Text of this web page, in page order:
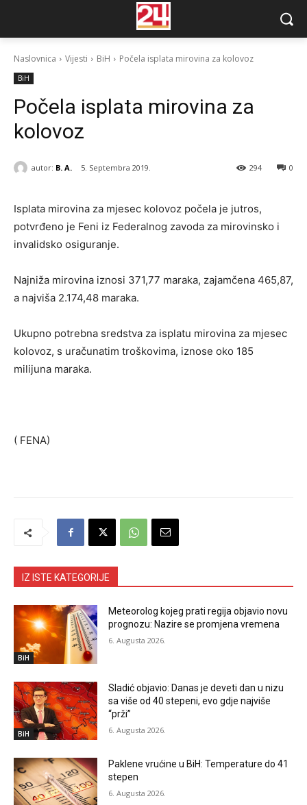
Naslovnica Vijesti BiH Počela isplata mirovina za kolovoz
BiH
Počela isplata mirovina za
kolovoz
autor: B. A. 5. Septembra 2019. 0
294
Isplata mirovina za mjesec kolovoz počela je jutros,
potvrđeno je Feni iz Federalnog zavoda za mirovinsko i
invalidsko osiguranje.
Najniža mirovina iznosi 371,77 maraka, zajamčena 465,87,
a najviša 2.174,48 maraka.
Ukupno potrebna sredstva za isplatu mirovina za mjesec
kolovoz, s uračunatim troškovima, iznose oko 185
milijuna maraka.
( FENA)
IZ ISTE KATEGORIJE
BiH
Meteorolog kojeg prati regija objavio novu
prognozu: Nazire se promjena vremena
6. Augusta 2026.
BiH
Sladić objavio: Danas je deveti dan u nizu
sa više od 40 stepeni, evo gdje najviše
“prži”
6. Augusta 2026.
Paklene vrućine u BiH: Temperature do 41
stepen
6. Augusta 2026.